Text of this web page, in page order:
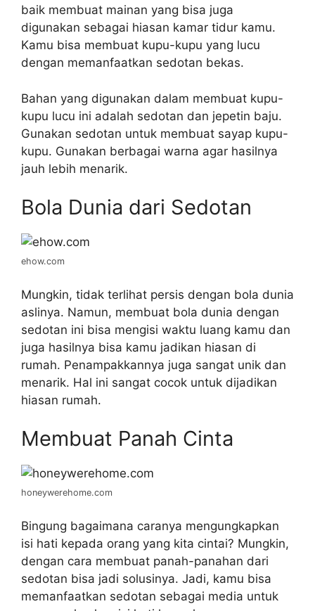
baik membuat mainan yang bisa juga
digunakan sebagai hiasan kamar tidur kamu.
Kamu bisa membuat kupu-kupu yang lucu
dengan memanfaatkan sedotan bekas.
Bahan yang digunakan dalam membuat kupu-
kupu lucu ini adalah sedotan dan jepetin baju.
Gunakan sedotan untuk membuat sayap kupu-
kupu. Gunakan berbagai warna agar hasilnya
jauh lebih menarik.
Bola Dunia dari Sedotan
ehow.com
Mungkin, tidak terlihat persis dengan bola dunia
aslinya. Namun, membuat bola dunia dengan
sedotan ini bisa mengisi waktu luang kamu dan
juga hasilnya bisa kamu jadikan hiasan di
rumah. Penampakkannya juga sangat unik dan
menarik. Hal ini sangat cocok untuk dijadikan
hiasan rumah.
Membuat Panah Cinta
honeywerehome.com
Bingung bagaimana caranya mengungkapkan
isi hati kepada orang yang kita cintai? Mungkin,
dengan cara membuat panah-panahan dari
sedotan bisa jadi solusinya. Jadi, kamu bisa
memanfaatkan sedotan sebagai media untuk